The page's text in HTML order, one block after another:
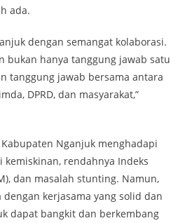
ada.
dengan semangat kolaborasi.
bukan hanya tanggung jawab satu
tanggung jawab bersama antara
DPRD, dan masyarakat,”
Nganjuk menghadapi
rendahnya Indeks
dan masalah stunting. Namun,
kerjasama yang solid dan
dapat bangkit dan berkembang